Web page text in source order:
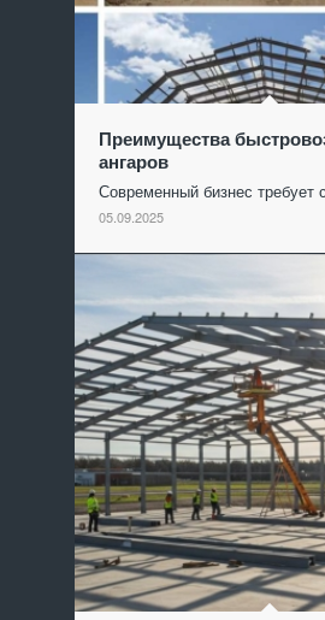
Преимущества
ангаров
Современный бизнес требует
05.09.2025